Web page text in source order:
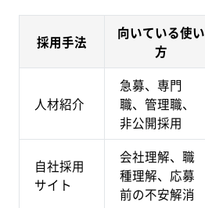
採用手法
向いている使い
方
人材紹介
急募、専門
職、管理職、
非公開採用
自社採用
サイト
会社理解、職
種理解、応募
前の不安解消